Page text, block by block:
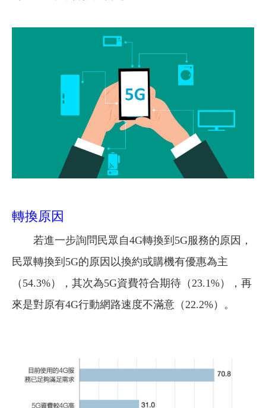
轉換原因
若進一步詢問民眾自4G轉換到5G服務的原因，
民眾轉換到5G的原因以換約或購機有優惠為主
（54.3%），其次為5G資費符合期待（23.1%），再
來是對原有4G行動網路速度不滿意（22.2%）。